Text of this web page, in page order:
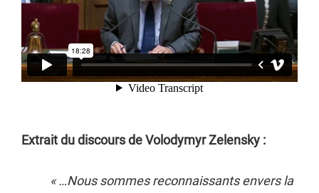
Extrait du discours de Volodymyr Zelensky :
« …Nous sommes reconnaissants envers la